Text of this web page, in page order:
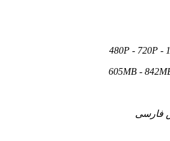
480P - 720P -
605MB -
فارسی